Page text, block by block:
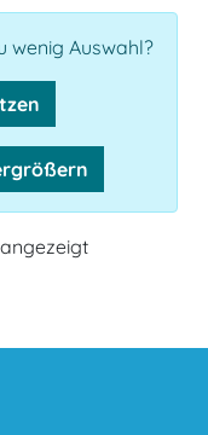
wenig Auswahl?